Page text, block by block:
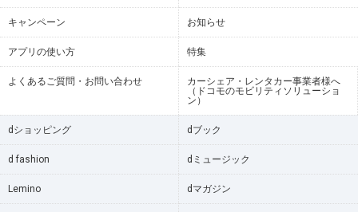
キャンペーン お知らせ
アプリの使い方 特集
よくあるご質問・お問い合わせ
カーシェア・レンタカー事業者様へ
（ドコモのモビリティソリューショ
ン）
dショッピング dブック
d fashion dミュージック
Lemino dマガジン